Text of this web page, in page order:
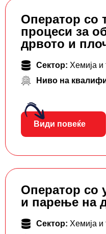
Оператор со
процеси за
дрвото и
Сектор: Хемија и
Ниво на
Види повеќе
Оператор со
и парење на
Сектор: Хемија и